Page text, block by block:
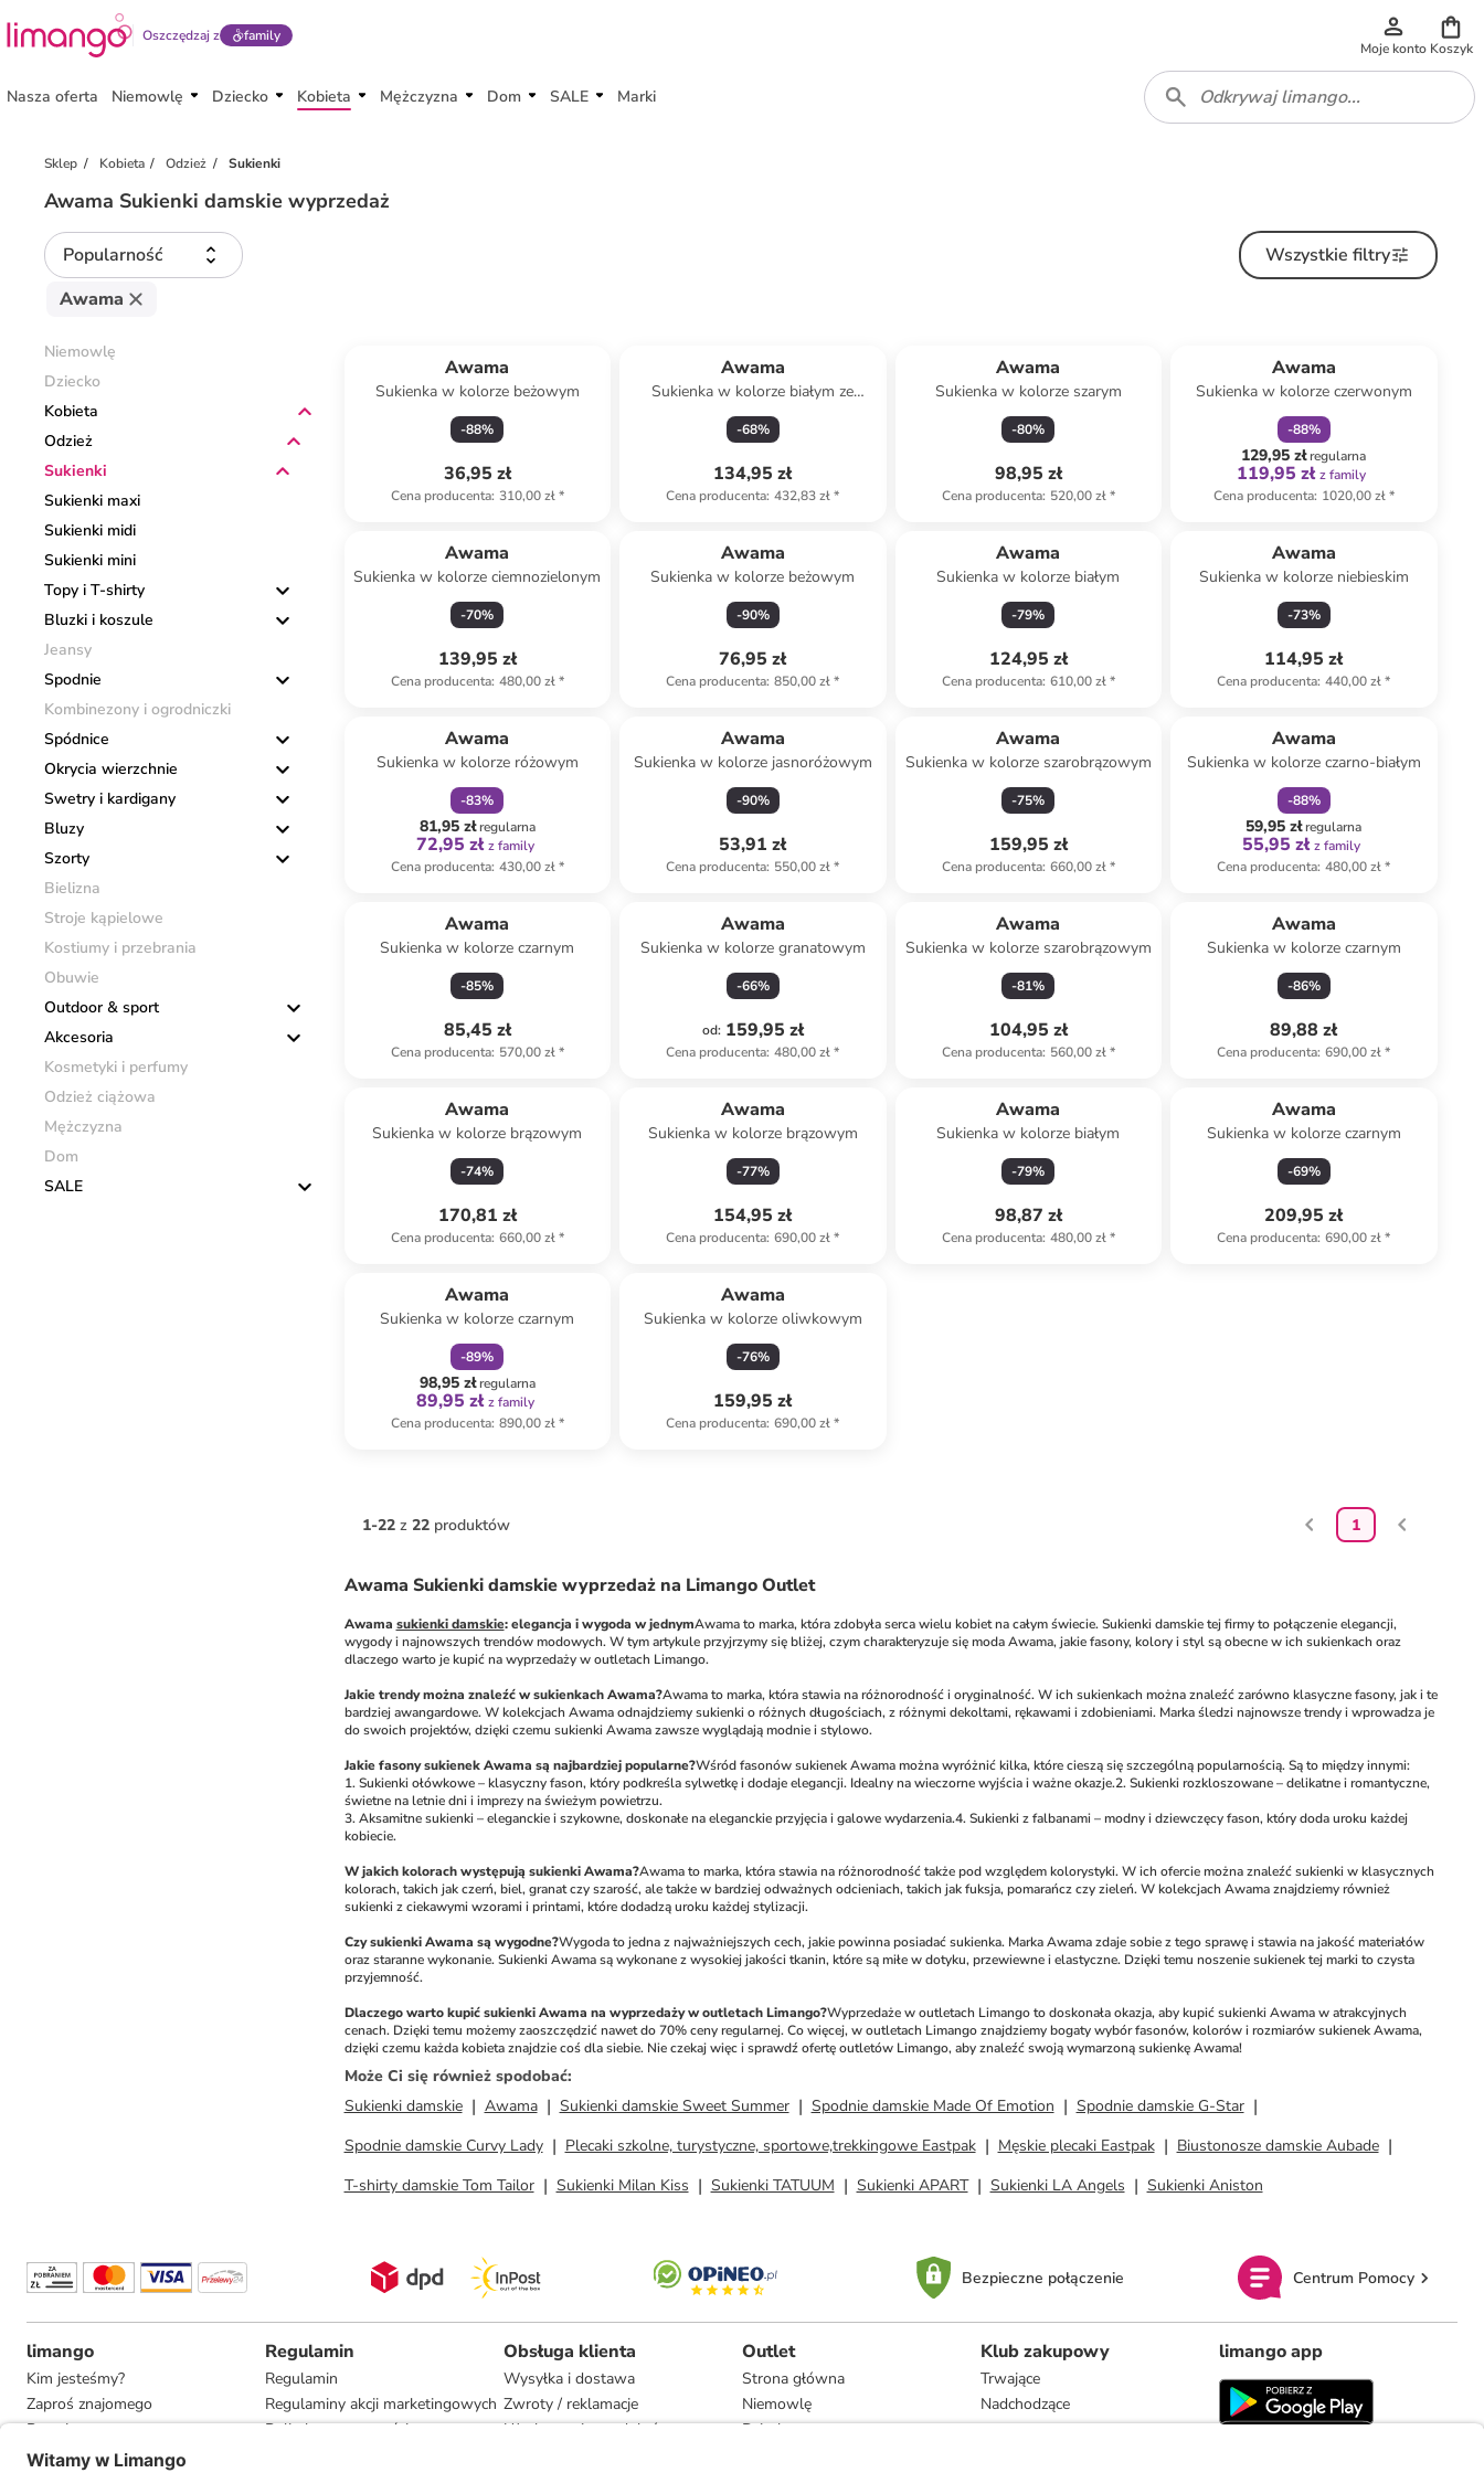
Oszczędzaj z family
Moje konto Koszyk
Nasza oferta Niemowlę Dziecko Kobieta Mężczyzna Dom SALE Marki
Sklep Kobieta Odzież Sukienki
Awama Sukienki damskie wyprzedaż
Popularność
Wszystkie filtry
Awama
Niemowlę
Dziecko
Kobieta
Odzież
Sukienki
Sukienki maxi
Sukienki midi
Sukienki mini
Topy i T-shirty
Bluzki i koszule
Jeansy
Spodnie
Kombinezony i ogrodniczki
Spódnice
Okrycia wierzchnie
Swetry i kardigany
Bluzy
Szorty
Bielizna
Stroje kąpielowe
Kostiumy i przebrania
Obuwie
Outdoor & sport
Akcesoria
Kosmetyki i perfumy
Odzież ciążowa
Mężczyzna
Dom
SALE
Awama
Sukienka w kolorze beżowym
-88%
36,95 zł
Cena producenta: 310,00 zł*
Awama
Sukienka w kolorze białym ze
wzorem
-68%
134,95 zł
Cena producenta: 432,83 zł*
Awama
Sukienka w kolorze szarym
-80%
98,95 zł
Cena producenta: 520,00 zł*
Awama
Sukienka w kolorze czerwonym
-88%
129,95 złregularna
119,95 zł z family
Cena producenta: 1020,00 zł*
Awama
Sukienka w kolorze ciemnozielonym
-70%
139,95 zł
Cena producenta: 480,00 zł*
Awama
Sukienka w kolorze beżowym
-90%
76,95 zł
Cena producenta: 850,00 zł*
Awama
Sukienka w kolorze białym
-79%
124,95 zł
Cena producenta: 610,00 zł*
Awama
Sukienka w kolorze niebieskim
-73%
114,95 zł
Cena producenta: 440,00 zł*
Awama
Sukienka w kolorze różowym
-83%
81,95 złregularna
72,95 zł z family
Cena producenta: 430,00 zł*
Awama
Sukienka w kolorze jasnoróżowym
-90%
53,91 zł
Cena producenta: 550,00 zł*
Awama
Sukienka w kolorze szarobrązowym
-75%
159,95 zł
Cena producenta: 660,00 zł*
Awama
Sukienka w kolorze czarno-białym
-88%
59,95 złregularna
55,95 zł z family
Cena producenta: 480,00 zł*
Awama
Sukienka w kolorze czarnym
-85%
85,45 zł
Cena producenta: 570,00 zł*
Awama
Sukienka w kolorze granatowym
-66%
od: 159,95 zł
Cena producenta: 480,00 zł*
Awama
Sukienka w kolorze szarobrązowym
-81%
104,95 zł
Cena producenta: 560,00 zł*
Awama
Sukienka w kolorze czarnym
-86%
89,88 zł
Cena producenta: 690,00 zł*
Awama
Sukienka w kolorze brązowym
-74%
170,81 zł
Cena producenta: 660,00 zł*
Awama
Sukienka w kolorze brązowym
-77%
154,95 zł
Cena producenta: 690,00 zł*
Awama
Sukienka w kolorze białym
-79%
98,87 zł
Cena producenta: 480,00 zł*
Awama
Sukienka w kolorze czarnym
-69%
209,95 zł
Cena producenta: 690,00 zł*
Awama
Sukienka w kolorze czarnym
-89%
98,95 złregularna
89,95 zł z family
Cena producenta: 890,00 zł*
Awama
Sukienka w kolorze oliwkowym
-76%
159,95 zł
Cena producenta: 690,00 zł*
1-22 z 22 produktów 1
Awama Sukienki damskie wyprzedaż na Limango Outlet
Awama sukienki damskie: elegancja i wygoda w jednymAwama to marka, która zdobyła serca wielu kobiet na całym świecie. Sukienki damskie tej firmy to połączenie elegancji,
wygody i najnowszych trendów modowych. W tym artykule przyjrzymy się bliżej, czym charakteryzuje się moda Awama, jakie fasony, kolory i styl są obecne w ich sukienkach oraz
dlaczego warto je kupić na wyprzedaży w outletach Limango.
Jakie trendy można znaleźć w sukienkach Awama?Awama to marka, która stawia na różnorodność i oryginalność. W ich sukienkach można znaleźć zarówno klasyczne fasony, jak i te
bardziej awangardowe. W kolekcjach Awama odnajdziemy sukienki o różnych długościach, z różnymi dekoltami, rękawami i zdobieniami. Marka śledzi najnowsze trendy i wprowadza je
do swoich projektów, dzięki czemu sukienki Awama zawsze wyglądają modnie i stylowo.
Jakie fasony sukienek Awama są najbardziej popularne?Wśród fasonów sukienek Awama można wyróżnić kilka, które cieszą się szczególną popularnością. Są to między innymi:
1. Sukienki ołówkowe – klasyczny fason, który podkreśla sylwetkę i dodaje elegancji. Idealny na wieczorne wyjścia i ważne okazje.2. Sukienki rozkloszowane – delikatne i romantyczne,
świetne na letnie dni i imprezy na świeżym powietrzu.
3. Aksamitne sukienki – eleganckie i szykowne, doskonałe na eleganckie przyjęcia i galowe wydarzenia.4. Sukienki z falbanami – modny i dziewczęcy fason, który doda uroku każdej
kobiecie.
W jakich kolorach występują sukienki Awama?Awama to marka, która stawia na różnorodność także pod względem kolorystyki. W ich ofercie można znaleźć sukienki w klasycznych
kolorach, takich jak czerń, biel, granat czy szarość, ale także w bardziej odważnych odcieniach, takich jak fuksja, pomarańcz czy zieleń. W kolekcjach Awama znajdziemy również
sukienki z ciekawymi wzorami i printami, które dodadzą uroku każdej stylizacji.
Czy sukienki Awama są wygodne?Wygoda to jedna z najważniejszych cech, jakie powinna posiadać sukienka. Marka Awama zdaje sobie z tego sprawę i stawia na jakość materiałów
oraz staranne wykonanie. Sukienki Awama są wykonane z wysokiej jakości tkanin, które są miłe w dotyku, przewiewne i elastyczne. Dzięki temu noszenie sukienek tej marki to czysta
przyjemność.
Dlaczego warto kupić sukienki Awama na wyprzedaży w outletach Limango?Wyprzedaże w outletach Limango to doskonała okazja, aby kupić sukienki Awama w atrakcyjnych
cenach. Dzięki temu możemy zaoszczędzić nawet do 70% ceny regularnej. Co więcej, w outletach Limango znajdziemy bogaty wybór fasonów, kolorów i rozmiarów sukienek Awama,
dzięki czemu każda kobieta znajdzie coś dla siebie. Nie czekaj więc i sprawdź ofertę outletów Limango, aby znaleźć swoją wymarzoną sukienkę Awama!
Może Ci się również spodobać:
Sukienki damskie
Awama Sukienki damskie Sweet Summer Spodnie damskie Made Of Emotion
Spodnie damskie G-Star
Spodnie damskie Curvy Lady
Plecaki szkolne, turystyczne, sportowe,trekkingowe Eastpak Męskie plecaki Eastpak
Biustonosze damskie Aubade
T-shirty damskie Tom Tailor
Sukienki Milan Kiss Sukienki TATUUM Sukienki APART Sukienki LA Angels Sukienki Aniston
Bezpieczne połączenie Centrum Pomocy
limango
Kim jesteśmy?
Zaproś znajomego
Pracuj u nas
Informacje dla prasy
Regulamin
Regulamin
Regulaminy akcji marketingowych
Polityka prywatności
Obsługa klienta
Wysyłka i dostawa
Zwroty / reklamacje
Użytkowanie produktów
Outlet
Strona główna
Niemowlę
Dziecko
Klub zakupowy
Trwające
Nadchodzące
limango app